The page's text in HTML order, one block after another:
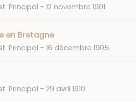
Principal DATE
12 novembre 1901
en Bretagne
Principal DATE
16 décembre 1905
Principal DATE
29 avril 1910